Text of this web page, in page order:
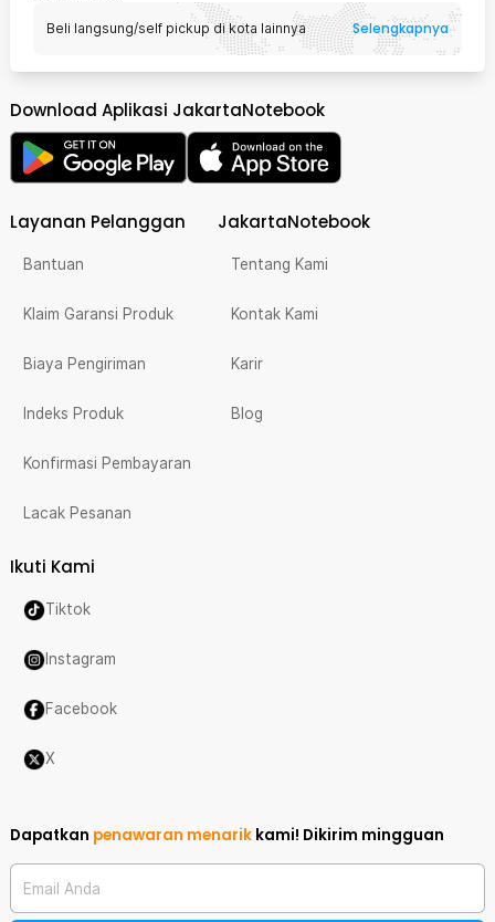
Beli langsung/self pickup di kota lainnya Selengkapnya
Download Aplikasi JakartaNotebook
Layanan Pelanggan
Bantuan
Klaim Garansi Produk
Biaya Pengiriman
Indeks Produk
Konfirmasi Pembayaran
Lacak Pesanan
JakartaNotebook
Tentang Kami
Kontak Kami
Karir
Blog
Ikuti Kami
Tiktok
Instagram
Facebook
X
Dapatkan penawaran menarik kami! Dikirim mingguan
Email Anda